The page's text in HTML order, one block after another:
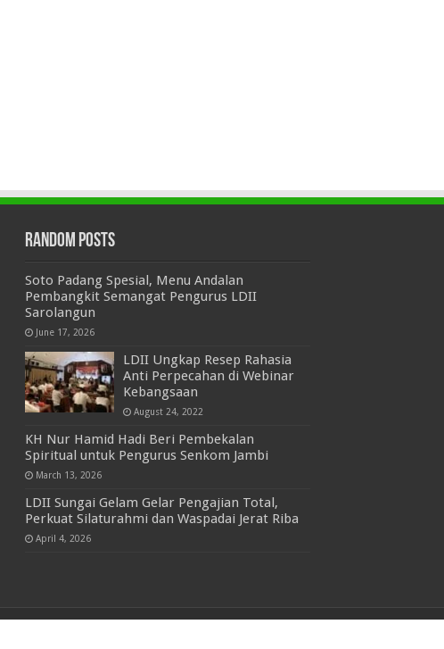
Random Posts
Soto Padang Spesial, Menu Andalan
Pembangkit Semangat Pengurus LDII
Sarolangun
June 17, 2026
LDII Ungkap Resep Rahasia
Anti Perpecahan di Webinar
Kebangsaan
August 24, 2022
KH Nur Hamid Hadi Beri Pembekalan
Spiritual untuk Pengurus Senkom Jambi
March 13, 2026
LDII Sungai Gelam Gelar Pengajian Total,
Perkuat Silaturahmi dan Waspadai Jerat Riba
April 4, 2026